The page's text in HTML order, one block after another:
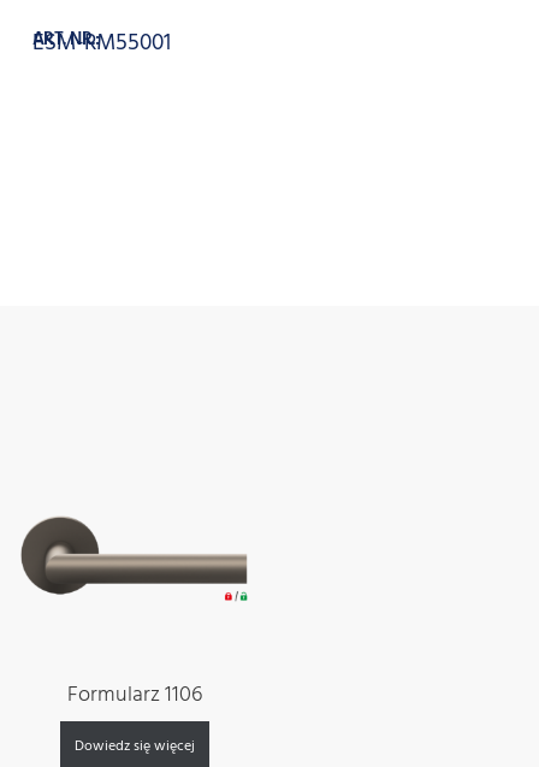
ART. NR.:
ESM-RM55001
Formularz 1106
Dowiedz się więcej